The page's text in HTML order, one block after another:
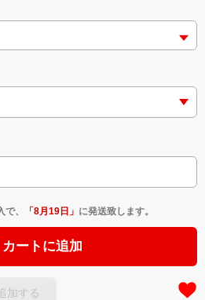
で、 「8月19日 」 に発送致します。
カートに追加
加する